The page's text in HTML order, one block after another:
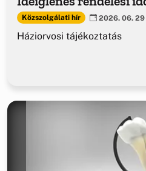
Közszolgálati hír 2026. 06. 29
Háziorvosi tájékoztatás